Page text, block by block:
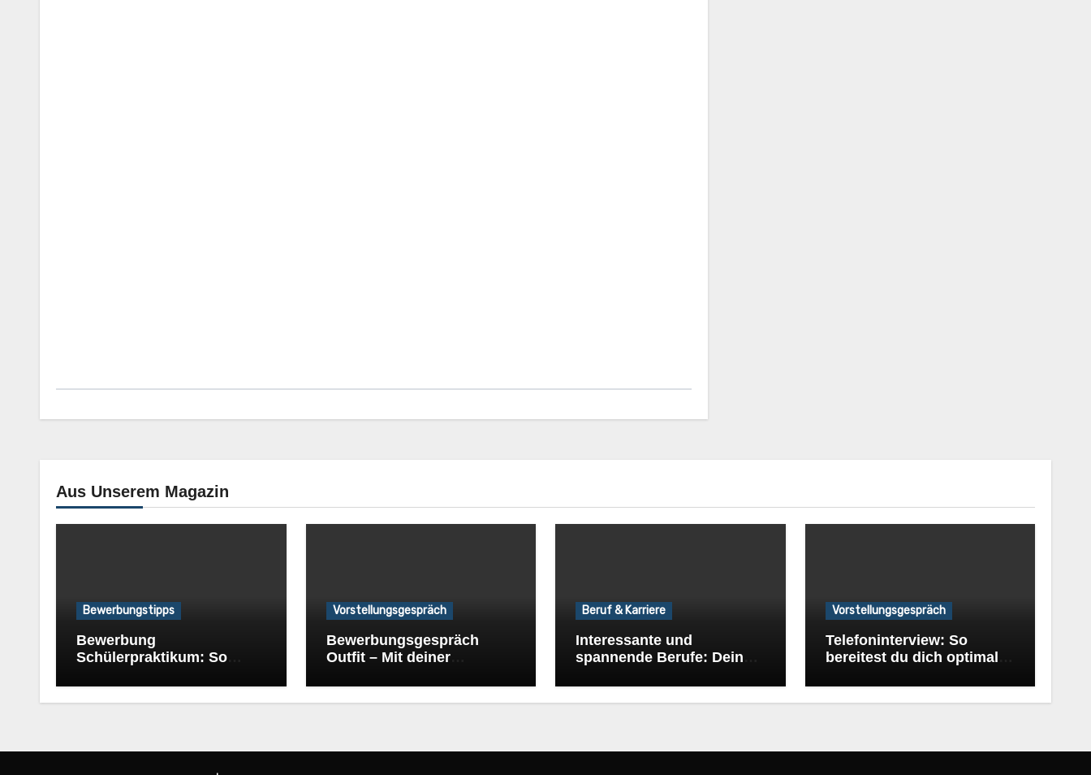
Aus Unserem Magazin
Bewerbungstipps
Bewerbung
Schülerpraktikum: So
erfolgreich
Vorstellungsgespräch
Bewerbungsgespräch
Outfit – Mit deiner
Beruf & Karriere
Interessante und
spannende Berufe: Deine
Überblick
Vorstellungsgespräch
Telefoninterview: So
bereitest du dich optimal